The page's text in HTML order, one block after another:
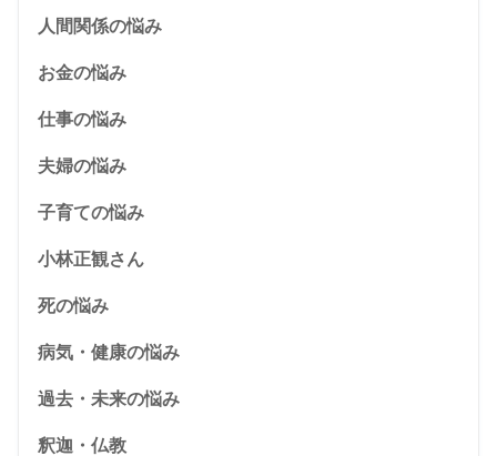
人間関係の悩み
お金の悩み
仕事の悩み
夫婦の悩み
子育ての悩み
小林正観さん
死の悩み
病気・健康の悩み
過去・未来の悩み
釈迦・仏教